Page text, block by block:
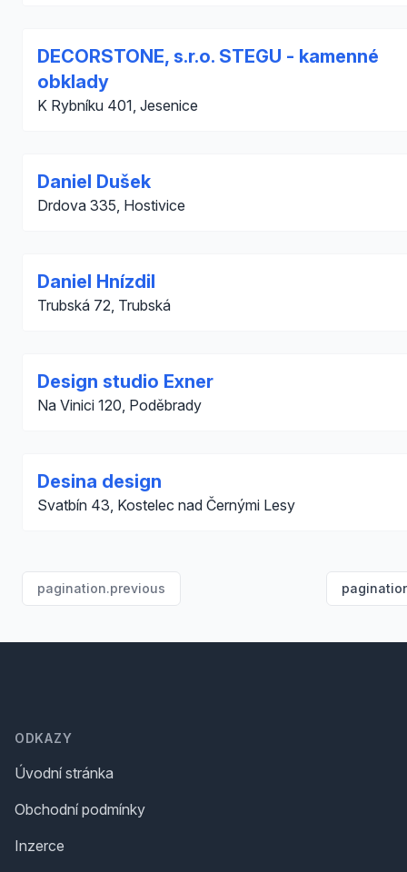
DECORSTONE, s.r.o. STEGU - kamenné
obklady
K Rybníku 401, Jesenice
Daniel Dušek
Drdova 335, Hostivice
Daniel Hnízdil
Trubská 72, Trubská
Design studio Exner
Na Vinici 120, Poděbrady
Desina design
Svatbín 43, Kostelec nad Černými Lesy
pagination.previous
ODKAZY
Úvodní stránka
Obchodní podmínky
Inzerce